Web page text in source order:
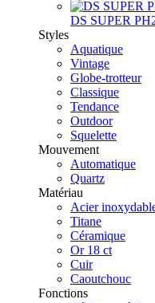
DS SUPER
Styles
Aquatique
Vintage
Globe-trotteur
Classique
Tendance
Outdoor
Squelette
Mouvement
Automatique
Quartz
Matériau
Acier
Titane
Céramique
Or 18 ct
Cuir
Caoutchouc
Fonctions